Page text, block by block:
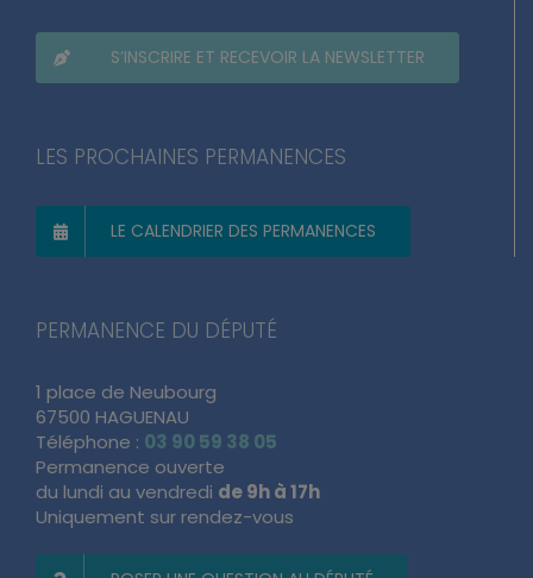
S’INSCRIRE ET RECEVOIR LA NEWSLETTER
LES PROCHAINES PERMANENCES
LE CALENDRIER DES PERMANENCES
PERMANENCE DU DÉPUTÉ
1 place de Neubourg
67500 HAGUENAU
Téléphone : 03 90 59 38 05
Permanence ouverte
du lundi au vendredi de 9h à 17h
Uniquement sur rendez-vous